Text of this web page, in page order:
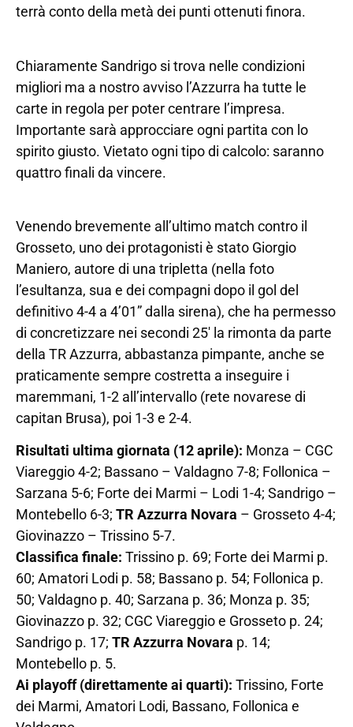
terrà conto della metà dei punti ottenuti finora.
Chiaramente Sandrigo si trova nelle condizioni
migliori ma a nostro avviso l’Azzurra ha tutte le
carte in regola per poter centrare l’impresa.
Importante sarà approcciare ogni partita con lo
spirito giusto. Vietato ogni tipo di calcolo: saranno
quattro finali da vincere.
Venendo brevemente all’ultimo match contro il
Grosseto, uno dei protagonisti è stato Giorgio
Maniero, autore di una tripletta (nella foto
l’esultanza, sua e dei compagni dopo il gol del
definitivo 4-4 a 4’01” dalla sirena), che ha permesso
di concretizzare nei secondi 25′ la rimonta da parte
della TR Azzurra, abbastanza pimpante, anche se
praticamente sempre costretta a inseguire i
maremmani, 1-2 all’intervallo (rete novarese di
capitan Brusa), poi 1-3 e 2-4.
Risultati ultima giornata (12 aprile): Monza – CGC
Viareggio 4-2; Bassano – Valdagno 7-8; Follonica –
Sarzana 5-6; Forte dei Marmi – Lodi 1-4; Sandrigo –
Montebello 6-3; TR Azzurra Novara – Grosseto 4-4;
Giovinazzo – Trissino 5-7.
Classifica finale: Trissino p. 69; Forte dei Marmi p.
60; Amatori Lodi p. 58; Bassano p. 54; Follonica p.
50; Valdagno p. 40; Sarzana p. 36; Monza p. 35;
Giovinazzo p. 32; CGC Viareggio e Grosseto p. 24;
Sandrigo p. 17; TR Azzurra Novara p. 14;
Montebello p. 5.
Ai playoff (direttamente ai quarti): Trissino, Forte
dei Marmi, Amatori Lodi, Bassano, Follonica e